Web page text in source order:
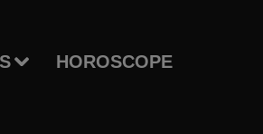
HOROSCOPE